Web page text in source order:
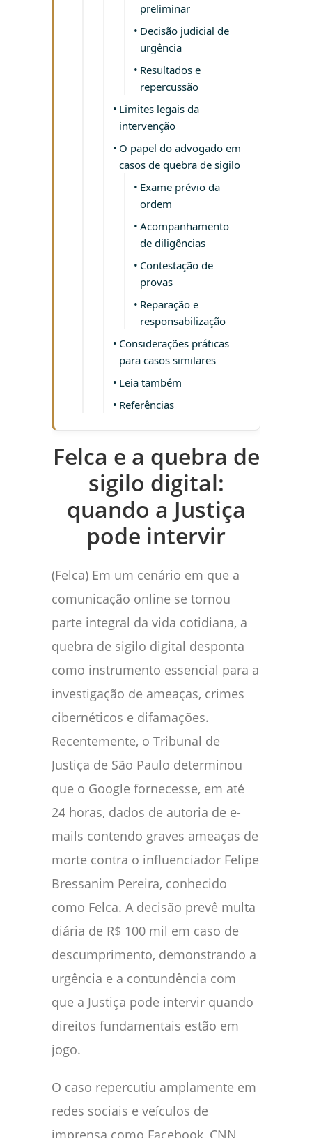
preliminar
Decisão judicial de
urgência
Resultados e
repercussão
Limites legais da
intervenção
O papel do advogado em
casos de quebra de sigilo
Exame prévio da
ordem
Acompanhamento
de diligências
Contestação de
provas
Reparação e
responsabilização
Considerações práticas
para casos similares
Leia também
Referências
Felca e a quebra de
sigilo digital:
quando a Justiça
pode intervir
(Felca) Em um cenário em que a
comunicação online se tornou
parte integral da vida cotidiana, a
quebra de sigilo digital desponta
como instrumento essencial para a
investigação de ameaças, crimes
cibernéticos e difamações.
Recentemente, o Tribunal de
Justiça de São Paulo determinou
que o Google fornecesse, em até
24 horas, dados de autoria de e-
mails contendo graves ameaças de
morte contra o influenciador Felipe
Bressanim Pereira, conhecido
como Felca. A decisão prevê multa
diária de R$ 100 mil em caso de
descumprimento, demonstrando a
urgência e a contundência com
que a Justiça pode intervir quando
direitos fundamentais estão em
jogo.
O caso repercutiu amplamente em
redes sociais e veículos de
imprensa como Facebook, CNN